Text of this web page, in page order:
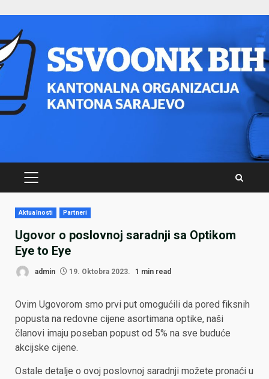
content
PRIMARY
Aktualnosti Partneri
Ugovor o poslovnoj saradnji sa Optikom
Eye to Eye
admin 19. Oktobra 2023. 1 min read
Ovim Ugovorom smo prvi put omogućili da pored fiksnih
popusta na redovne cijene asortimana optike, naši
članovi imaju poseban popust od 5% na sve buduće
akcijske cijene.
Ostale detalje o ovoj poslovnoj saradnji možete pronaći u